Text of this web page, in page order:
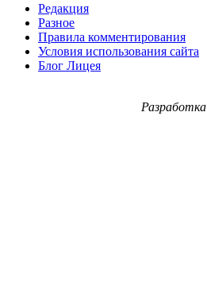
Редакция
Разное
Правила комментирования
Условия использования сайта
Блог Лицея
Разработка